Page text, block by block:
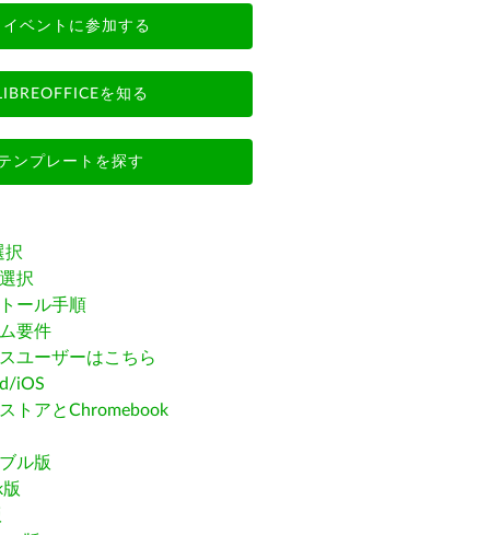
イベントに参加する
を知る
ンプレートを探す
択
択
ール手順
要件
ユーザーはこちら
iOS
トアとChromebook
ル版